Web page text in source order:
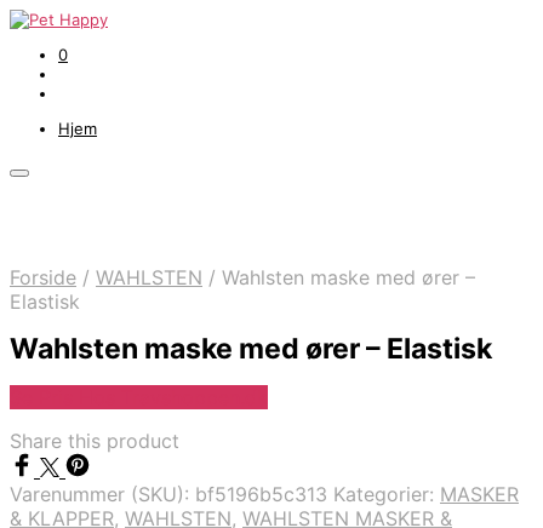
0
Hjem
Forside / WAHLSTEN / Wahlsten maske med ører –
Elastisk
Wahlsten maske med ører – Elastisk
Share this product
Varenummer (SKU): bf5196b5c313 Kategorier: MASKER
& KLAPPER, WAHLSTEN, WAHLSTEN MASKER &